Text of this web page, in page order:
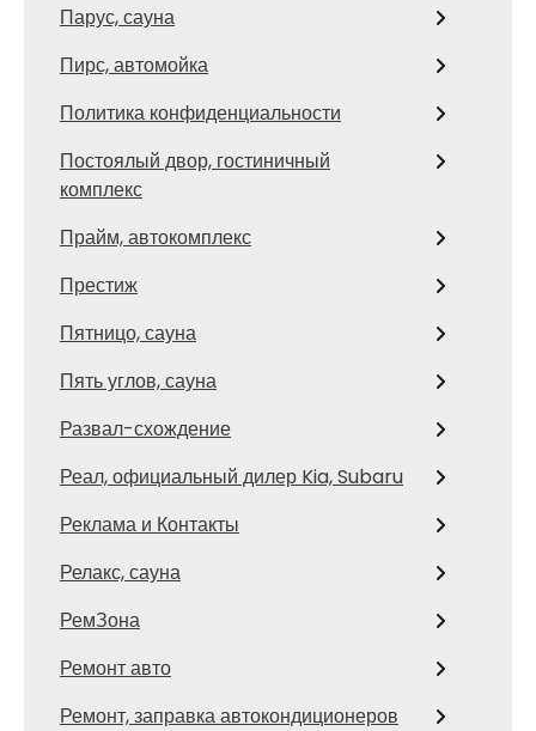
Парус, сауна
Пирс, автомойка
Политика конфиденциальности
Постоялый двор, гостиничный
комплекс
Прайм, автокомплекс
Престиж
Пятницо, сауна
Пять углов, сауна
Развал-схождение
Реал, официальный дилер Kia, Subaru
Реклама и Контакты
Релакс, сауна
РемЗона
Ремонт авто
Ремонт, заправка автокондиционеров